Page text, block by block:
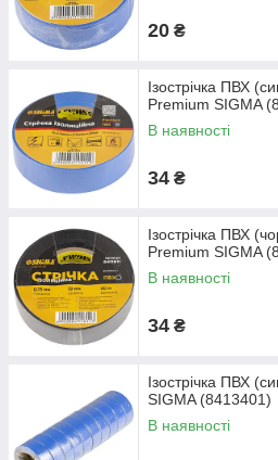
20 ₴
Ізострічка ПВХ
Premium SIGMA
В наявності
34 ₴
Ізострічка ПВХ
Premium SIGMA
В наявності
34 ₴
Ізострічка ПВХ
SIGMA (8413401)
В наявності